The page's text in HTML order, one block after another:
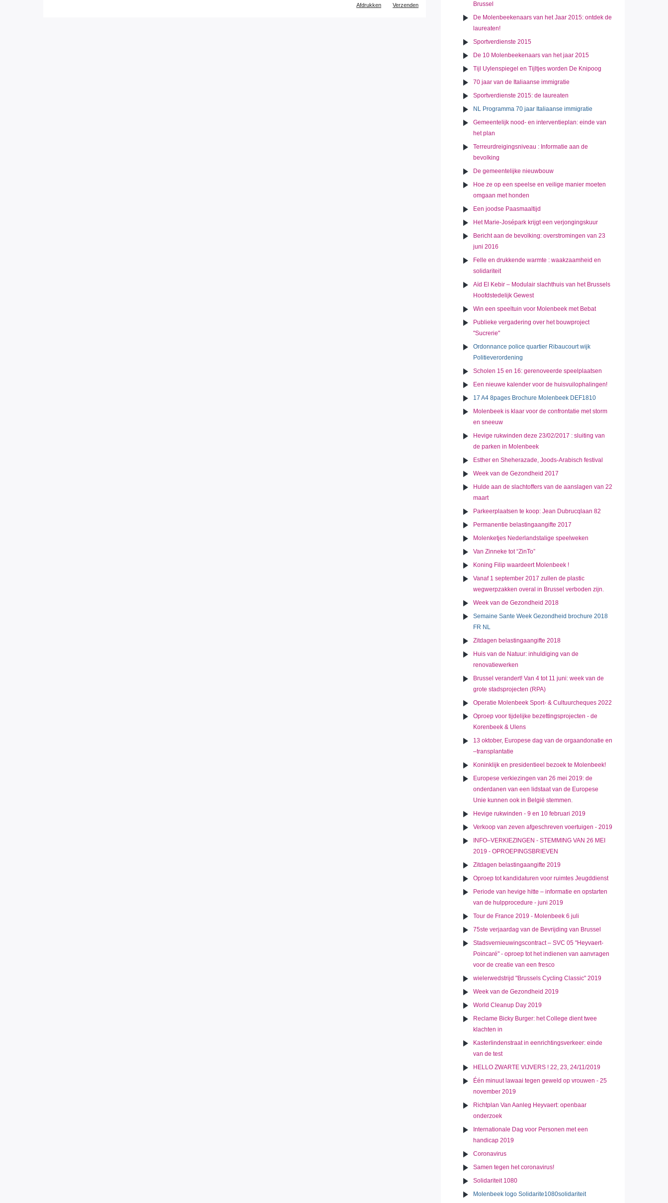
Afdrukken Verzenden
Brussel
De Molenbeekenaars van het Jaar 2015: ontdek de
laureaten!
Sportverdienste 2015
De 10 Molenbeekenaars van het jaar 2015
Tijl Uylenspiegel en Tijltjes worden De Knipoog
70 jaar van de Italiaanse immigratie
Sportverdienste 2015: de laureaten
NL Programma 70 jaar Italiaanse immigratie
Gemeentelijk nood- en interventieplan: einde van
het plan
Terreurdreigingsniveau : Informatie aan de
bevolking
De gemeentelijke nieuwbouw
Hoe ze op een speelse en veilige manier moeten
omgaan met honden
Een joodse Paasmaaltijd
Het Marie-Josépark krijgt een verjongingskuur
Bericht aan de bevolking: overstromingen van 23
juni 2016
Felle en drukkende warmte : waakzaamheid en
solidariteit
Aïd El Kebir – Modulair slachthuis van het Brussels
Hoofdstedelijk Gewest
Win een speeltuin voor Molenbeek met Bebat
Publieke vergadering over het bouwproject
"Sucrerie"
Ordonnance police quartier Ribaucourt wijk
Politieverordening
Scholen 15 en 16: gerenoveerde speelplaatsen
Een nieuwe kalender voor de huisvuilophalingen!
17 A4 8pages Brochure Molenbeek DEF1810
Molenbeek is klaar voor de confrontatie met storm
en sneeuw
Hevige rukwinden deze 23/02/2017 : sluiting van
de parken in Molenbeek
Esther en Sheherazade, Joods-Arabisch festival
Week van de Gezondheid 2017
Hulde aan de slachtoffers van de aanslagen van 22
maart
Parkeerplaatsen te koop: Jean Dubrucqlaan 82
Permanentie belastingaangifte 2017
Molenketjes Nederlandstalige speelweken
Van Zinneke tot “ZinTo”
Koning Filip waardeert Molenbeek !
Vanaf 1 september 2017 zullen de plastic
wegwerpzakken overal in Brussel verboden zijn.
Week van de Gezondheid 2018
Semaine Sante Week Gezondheid brochure 2018
FR NL
Zitdagen belastingaangifte 2018
Huis van de Natuur: inhuldiging van de
renovatiewerken
Brussel verandert! Van 4 tot 11 juni: week van de
grote stadsprojecten (RPA)
Operatie Molenbeek Sport- & Cultuurcheques 2022
Oproep voor tijdelijke bezettingsprojecten - de
Korenbeek & Ulens
13 oktober, Europese dag van de orgaandonatie en
–transplantatie
Koninklijk en presidentieel bezoek te Molenbeek!
Europese verkiezingen van 26 mei 2019: de
onderdanen van een lidstaat van de Europese
Unie kunnen ook in België stemmen.
Hevige rukwinden - 9 en 10 februari 2019
Verkoop van zeven afgeschreven voertuigen - 2019
INFO–VERKIEZINGEN - STEMMING VAN 26 MEI
2019 - OPROEPINGSBRIEVEN
Zitdagen belastingaangifte 2019
Oproep tot kandidaturen voor ruimtes Jeugddienst
Periode van hevige hitte – informatie en opstarten
van de hulpprocedure - juni 2019
Tour de France 2019 - Molenbeek 6 juli
75ste verjaardag van de Bevrijding van Brussel
Stadsvernieuwingscontract – SVC 05 "Heyvaert-
Poincaré" - oproep tot het indienen van aanvragen
voor de creatie van een fresco
wielerwedstrijd "Brussels Cycling Classic" 2019
Week van de Gezondheid 2019
World Cleanup Day 2019
Reclame Bicky Burger: het College dient twee
klachten in
Kasterlindenstraat in eenrichtingsverkeer: einde
van de test
HELLO ZWARTE VIJVERS ! 22, 23, 24/11/2019
Één minuut lawaai tegen geweld op vrouwen - 25
november 2019
Richtplan Van Aanleg Heyvaert: openbaar
onderzoek
Internationale Dag voor Personen met een
handicap 2019
Coronavirus
Samen tegen het coronavirus!
Solidariteit 1080
Molenbeek logo Solidarite1080solidariteit